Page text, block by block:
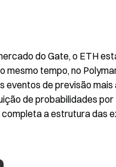
do Gate, o ETH
mesmo tempo, no
eventos de previsão
de probabilidades
a estrutura das